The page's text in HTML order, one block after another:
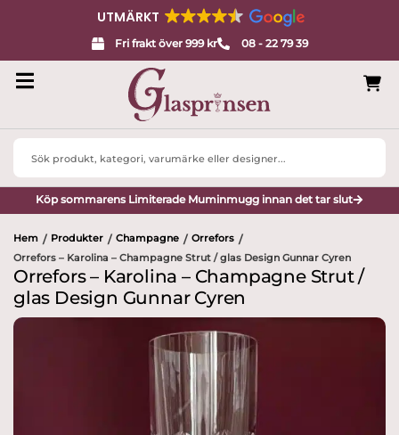
UTMÄRKT
Fri frakt över 999 kr 08 - 22 79 39
Search
Köp sommarens Limiterade Muminmugg innan det tar slut
Hem / Produkter / Champagne / Orrefors /
Orrefors – Karolina – Champagne Strut / glas Design Gunnar Cyren
Orrefors – Karolina – Champagne Strut /
glas Design Gunnar Cyren